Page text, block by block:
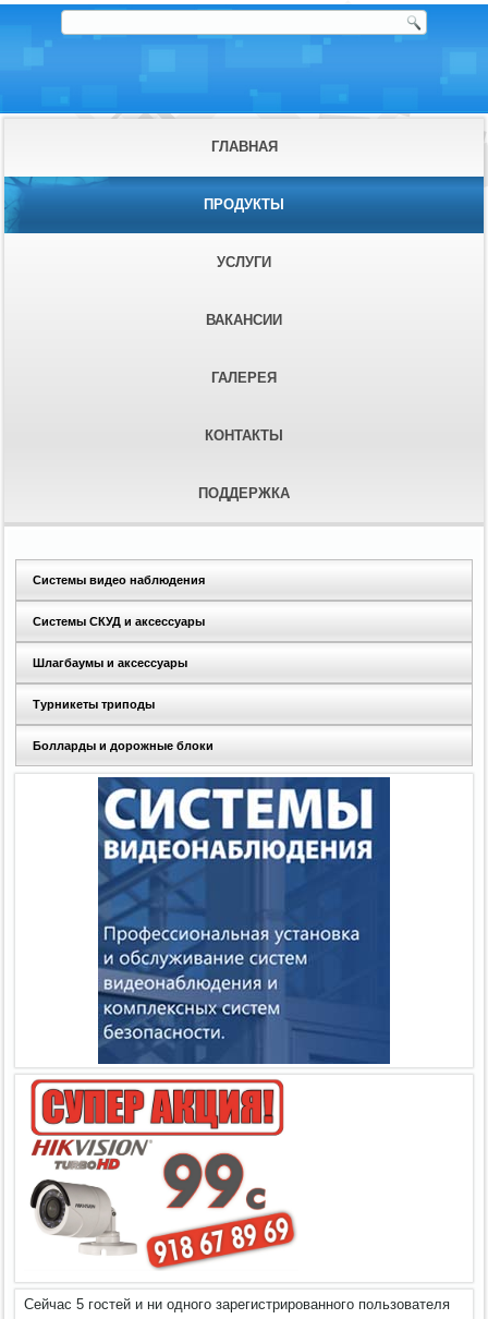
ГЛАВНАЯ
ПРОДУКТЫ
УСЛУГИ
ВАКАНСИИ
ГАЛЕРЕЯ
КОНТАКТЫ
ПОДДЕРЖКА
Системы видео наблюдения
Системы СКУД и аксессуары
Шлагбаумы и аксессуары
Турникеты триподы
Болларды и дорожные блоки
Сейчас 5 гостей и ни одного зарегистрированного пользователя